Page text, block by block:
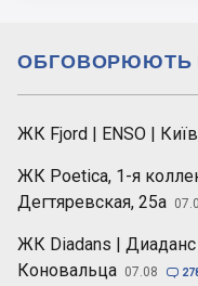
ЖК Fjord | ENSO |
ЖК Poetica, 1-я
Дегтяревская, 25а
ЖК Diadans | Диаданс
Коновальца 07.08 
ОБГОВОРЮЮТЬ